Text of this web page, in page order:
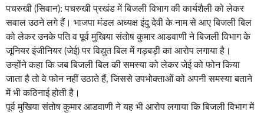
पचरुखी (सिवान): पचरुखी प्रखंड में बिजली विभाग की कार्यशैली को लेकर
सवाल उठने लगे हैं। भाजपा मंडल अध्यक्ष इंदु देवी के नाम से आए बिजली बिल
को लेकर उनके पति व पूर्व मुखिया संतोष कुमार आडवाणी ने बिजली विभाग के
जूनियर इंजीनियर (जेई) पर विद्युत बिल में गड़बड़ी का आरोप लगाया है।
उन्होंने कहा कि जब बिजली बिल की समस्या को लेकर जेई को फोन किया
जाता है तो वे फोन नहीं उठाते हैं, जिससे उपभोक्ताओं को अपनी समस्या बताने
में भी कठिनाई होती है।
पूर्व मुखिया संतोष कुमार आडवाणी ने यह भी आरोप लगाया कि बिजली विभाग में